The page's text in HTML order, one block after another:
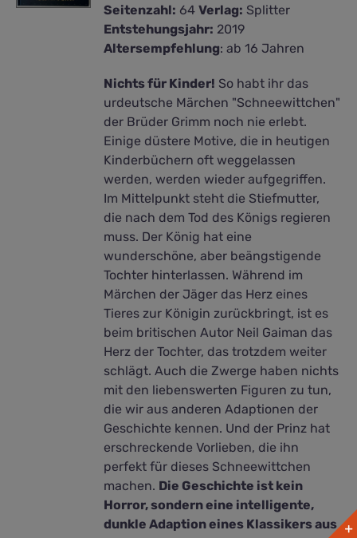
Seitenzahl: 64Verlag: Splitter
Entstehungsjahr: 2019
Altersempfehlung: ab 16 Jahren
Nichts für Kinder! So habt ihr das
urdeutsche Märchen "Schneewittchen"
der Brüder Grimm noch nie erlebt.
Einige düstere Motive, die in heutigen
Kinderbüchern oft weggelassen
werden, werden wieder aufgegriffen.
Im Mittelpunkt steht die Stiefmutter,
die nach dem Tod des Königs regieren
muss. Der König hat eine
wunderschöne, aber beängstigende
Tochter hinterlassen. Während im
Märchen der Jäger das Herz eines
Tieres zur Königin zurückbringt, ist es
beim britischen Autor Neil Gaiman das
Herz der Tochter, das trotzdem weiter
schlägt. Auch die Zwerge haben nichts
mit den liebenswerten Figuren zu tun,
die wir aus anderen Adaptionen der
Geschichte kennen. Und der Prinz hat
erschreckende Vorlieben, die ihn
perfekt für dieses Schneewittchen
machen. Die Geschichte ist kein
Horror, sondern eine intelligente,
dunkle Adaption eines Klassikers aus